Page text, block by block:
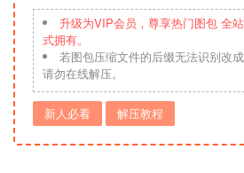
升级为VIP会员，尊享热门图包 全
式拥有。
若图包压缩文件的后缀无法识别改成
请勿在线解压。
新人必看 解压教程